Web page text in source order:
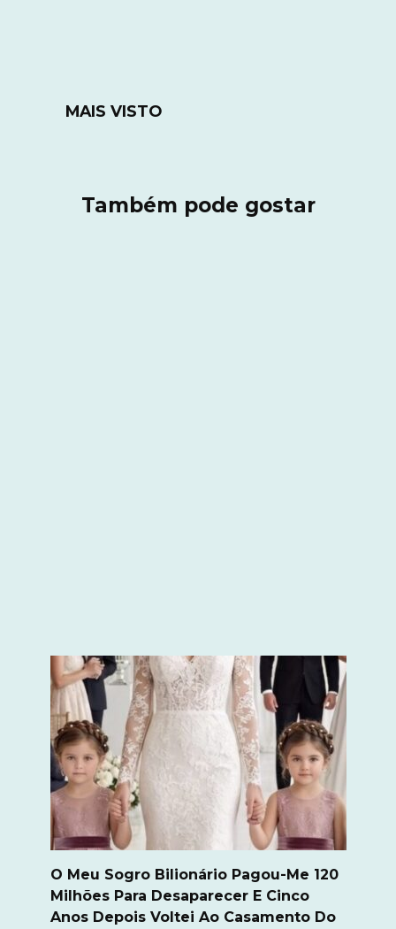
MAIS VISTO
Também pode gostar
O Meu Sogro Bilionário Pagou-Me 120
Milhões Para Desaparecer E Cinco
Anos Depois Voltei Ao Casamento Do